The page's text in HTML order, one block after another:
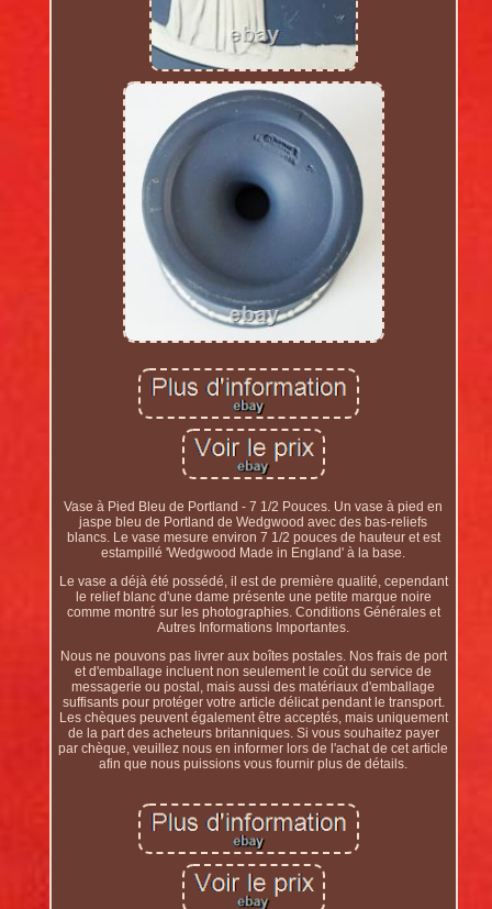
Vase à Pied Bleu de Portland - 7 1/2 Pouces. Un vase à pied en
jaspe bleu de Portland de Wedgwood avec des bas-reliefs
blancs. Le vase mesure environ 7 1/2 pouces de hauteur et est
estampillé 'Wedgwood Made in England' à la base.
Le vase a déjà été possédé, il est de première qualité, cependant
le relief blanc d'une dame présente une petite marque noire
comme montré sur les photographies. Conditions Générales et
Autres Informations Importantes.
Nous ne pouvons pas livrer aux boîtes postales. Nos frais de port
et d'emballage incluent non seulement le coût du service de
messagerie ou postal, mais aussi des matériaux d'emballage
suffisants pour protéger votre article délicat pendant le transport.
Les chèques peuvent également être acceptés, mais uniquement
de la part des acheteurs britanniques. Si vous souhaitez payer
par chèque, veuillez nous en informer lors de l'achat de cet article
afin que nous puissions vous fournir plus de détails.